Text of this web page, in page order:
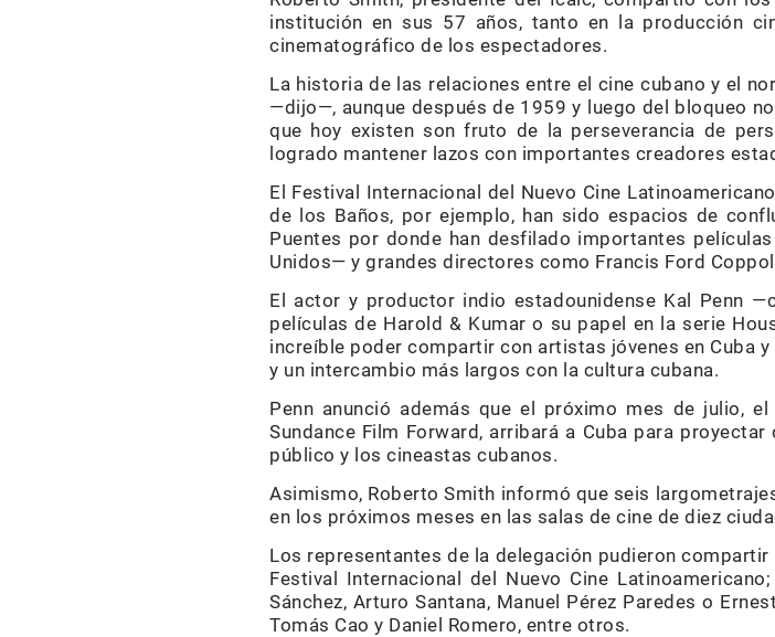
institución en sus 57 años, tanto en la producción
cinematográfico de los espectadores.
La historia de las relaciones entre el cine cubano y el
—dijo—, aunque después de 1959 y luego del bloqueo
que hoy existen son fruto de la perseverancia de
logrado mantener lazos con importantes creadores
El Festival Internacional del Nuevo Cine
de los Baños, por ejemplo, han sido espacios de
Puentes por donde han desfilado importantes
Unidos— y grandes directores como Francis Ford
El actor y productor indio estadounidense Kal Penn
películas de Harold & Kumar o su papel en la serie
increíble poder compartir con artistas jóvenes en Cuba
y un intercambio más largos con la cultura cubana.
Penn anunció además que el próximo mes de julio,
Sundance Film Forward, arribará a Cuba para
público y los cineastas cubanos.
Asimismo, Roberto Smith informó que seis
en los próximos meses en las salas de cine de diez
Los representantes de la delegación pudieron
Festival Internacional del Nuevo Cine
Sánchez, Arturo Santana, Ma­nuel Pérez Paredes o
Tomás Cao y Daniel Romero, entre otros.